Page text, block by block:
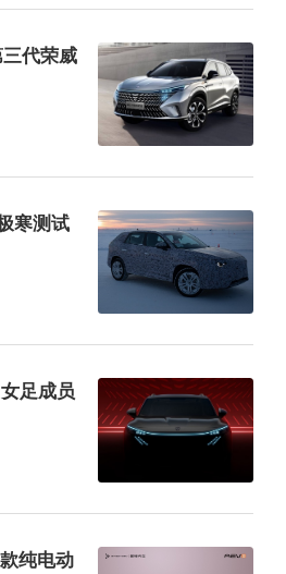
超混eRX5上市之后，凭
为许多消费者的购车首
新第三代荣威RX5/超混e
礼。
代荣威
寒测试
足成员
纯电动